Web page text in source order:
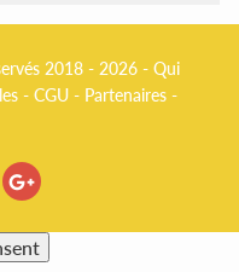
2018 - 2026 - Qui
- CGU - Partenaires -